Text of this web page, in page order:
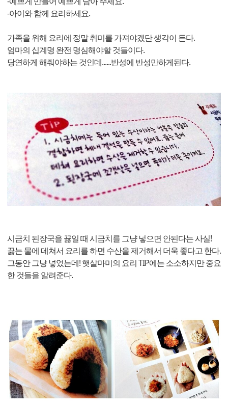
-아이와 함께 요리하세요.
가족을 위해 요리에 정말 취미를 가져야겠단 생각이 든다.
엄마의 십계명 완전 명심해야할 것들이다.
당연하게 해줘야하는 것인데......반성에 반성만하게된다.
시금치 된장국을 끓일 때 시금치를 그냥 넣으면 안된다는 사실!
끓는 물에 데쳐서 요리를 하면 수산을 제거해서 더욱 좋다고 한다.
그동안 그냥 넣었는데! 햇살마미의 요리 TIP에는 소소하지만 중요
한 것들을 알려준다.